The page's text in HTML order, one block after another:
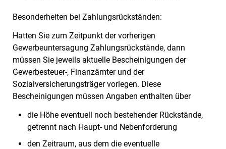
Besonderheiten bei Zahlungsrückständen:
Hatten Sie zum Zeitpunkt der vorherigen
Gewerbeuntersagung Zahlungsrückstände, dann
müssen Sie jeweils aktuelle Bescheinigungen der
Gewerbesteuer-, Finanzämter und der
Sozialversicherungsträger vorlegen. Diese
Bescheinigungen müssen Angaben enthalten über
die Höhe eventuell noch bestehender Rückstände,
getrennt nach Haupt- und Nebenforderung
den Zeitraum, aus dem die eventuelle